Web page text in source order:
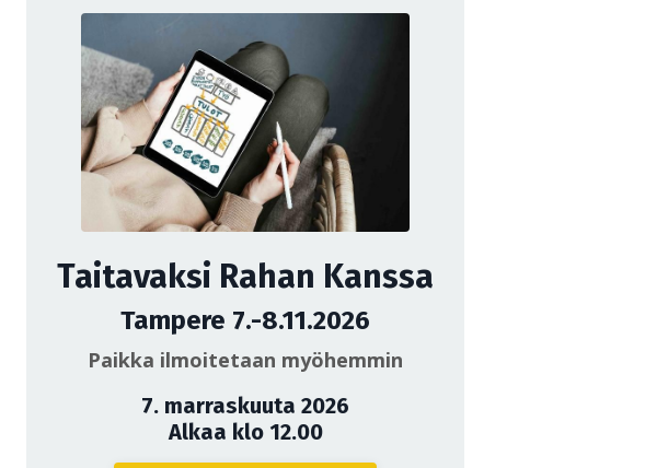
Taitavaksi Rahan Kanssa
Tampere 7.-8.11.2026
Paikka ilmoitetaan myöhemmin
7. marraskuuta 2026
Alkaa klo 12.00